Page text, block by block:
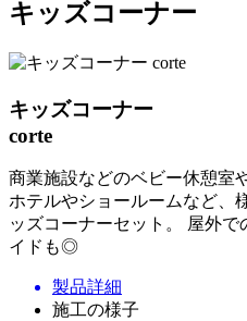
キッズコーナー
キッズコーナー
corte
商業施設などのベビー休憩室
ホテルやショールームなど、
ッズコーナーセット。 屋外
イドも◎
製品詳細
施工の様子